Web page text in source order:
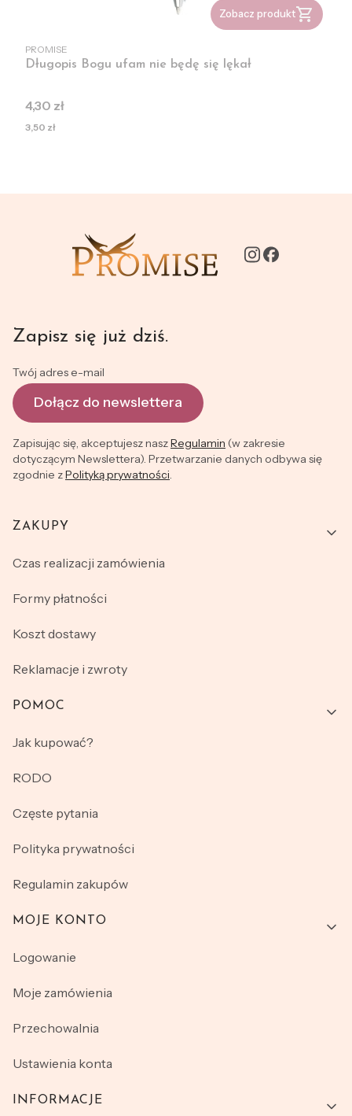
Zobacz produkt
PRODUCENT
PROMISE
Długopis Bogu ufam nie będę się lękał
Cena
4,30 zł
Cena
3,50 zł
Zapisz się już dziś.
Twój adres e-mail
Dołącz do newslettera
Zapisując się, akceptujesz naszRegulamin (w zakresie
dotyczącym Newslettera). Przetwarzanie danych odbywa się
zgodnie zPolityką prywatności.
Linki w stopce
ZAKUPY
Czas realizacji zamówienia
Formy płatności
Koszt dostawy
Reklamacje i zwroty
POMOC
Jak kupować?
RODO
Częste pytania
Polityka prywatności
Regulamin zakupów
MOJE KONTO
Logowanie
Moje zamówienia
Przechowalnia
Ustawienia konta
INFORMACJE